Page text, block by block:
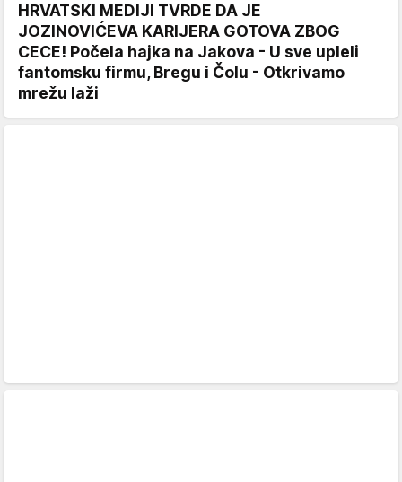
HRVATSKI MEDIJI TVRDE DA JE
JOZINOVIĆEVA KARIJERA GOTOVA ZBOG
CECE! Počela hajka na Jakova - U sve upleli
fantomsku firmu, Bregu i Čolu - Otkrivamo
mrežu laži